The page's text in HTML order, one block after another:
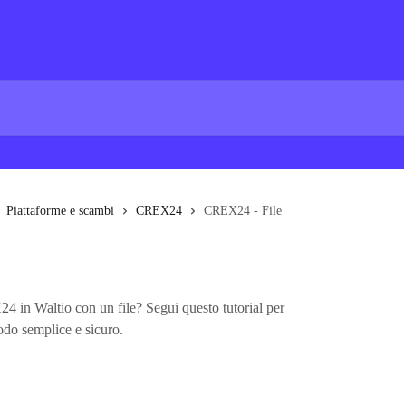
Piattaforme e scambi CREX24 CREX24 - File
in Waltio con un file? Segui questo tutorial per
semplice e sicuro.